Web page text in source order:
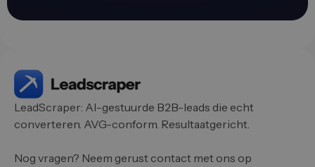
LeadScraper: AI-gestuurde B2B-leads die echt
converteren. AVG-conform. Resultaatgericht.
Nog vragen? Neem gerust contact met ons op